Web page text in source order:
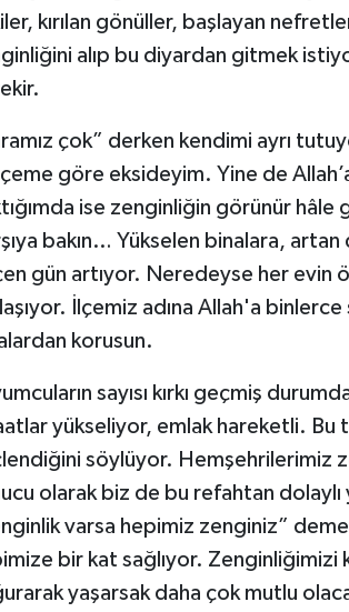
kırılan gönüller, başlayan
alıp bu diyardan gitmek
çok” derken kendimi ayrı
göre eksideyim. Yine de
ise zenginliğin görünür
bakın… Yükselen binalara, artan
gün artıyor. Neredeyse her evin
İlçemiz adına Allah'a
korusun.
sayısı kırkı geçmiş
yükseliyor, emlak hareketli.
söylüyor. Hemşehrilerimiz
olarak biz de bu refahtan dolaylı
varsa hepimiz zenginiz”
bir kat sağlıyor.
yaşarsak daha çok mutlu